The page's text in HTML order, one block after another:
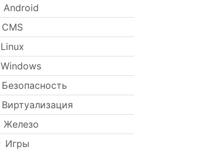
Android
CMS
Linux
Windows
Безопасность
Виртуализация
Железо
Игры